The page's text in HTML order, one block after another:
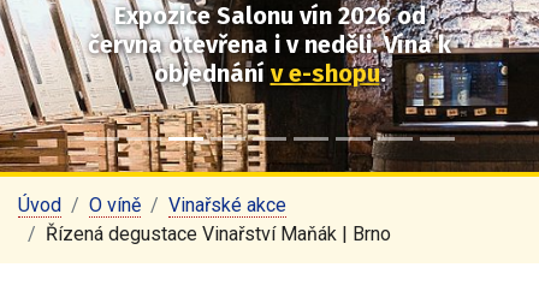
Expozice Salonu vín 2026od
června otevřena i v neděli.Vína k
objednání v e-shopu.
Úvod O víně
Vinařské akce
Řízená degustace Vinařství Maňák | Brno